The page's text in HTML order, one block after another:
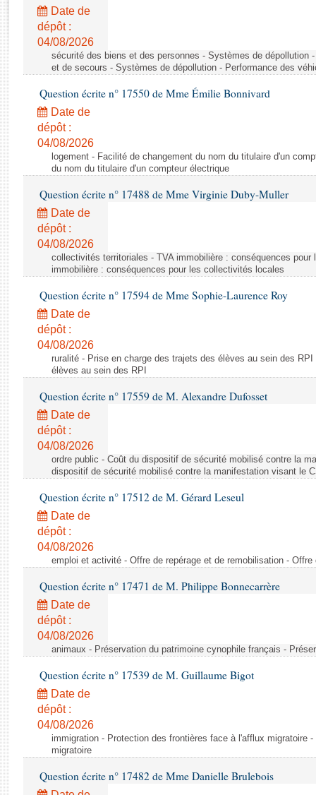
Rapports législatifs
Rapports sur l'application des lois
Baromètre de l’application des lois
Dossiers législatifs
Budget et sécurité sociale
Questions écrites et orales
Comptes rendus des débats
Date de
dépôt :
04/08/2026
sécurité des biens et des personnes - Systèmes de dépollution
et de secours - Systèmes de dépollution - Performance des
Question écrite n° 17550 de Mme Émilie Bonnivard
Date de
dépôt :
04/08/2026
logement - Facilité de changement du nom du titulaire d'un
du nom du titulaire d'un compteur électrique
Question écrite n° 17488 de Mme Virginie Duby-Muller
Date de
dépôt :
04/08/2026
collectivités territoriales - TVA immobilière : conséquences
immobilière : conséquences pour les collectivités locales
Question écrite n° 17594 de Mme Sophie-Laurence Roy
Date de
dépôt :
04/08/2026
ruralité - Prise en charge des trajets des élèves au sein des
élèves au sein des RPI
Question écrite n° 17559 de M. Alexandre Dufosset
Date de
dépôt :
04/08/2026
ordre public - Coût du dispositif de sécurité mobilisé contre la
dispositif de sécurité mobilisé contre la manifestation visant le
Question écrite n° 17512 de M. Gérard Leseul
Date de
dépôt :
04/08/2026
emploi et activité - Offre de repérage et de remobilisation -
Question écrite n° 17471 de M. Philippe Bonnecarrère
Date de
dépôt :
04/08/2026
animaux - Préservation du patrimoine cynophile français -
Question écrite n° 17539 de M. Guillaume Bigot
Date de
dépôt :
04/08/2026
immigration - Protection des frontières face à l'afflux migratoire
migratoire
Question écrite n° 17482 de Mme Danielle Brulebois